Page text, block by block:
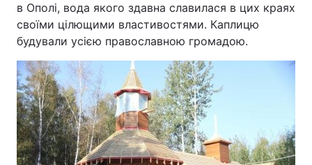
в Ополі, вода якого здавна славилася в цих краях
своїми цілющими властивостями. Каплицю
будували усією православною громадою.